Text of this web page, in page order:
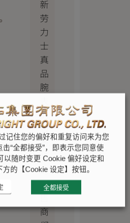
新
劳
力
士
真
品
腕
的
服
务。
特
约
零
售
商
记住您的偏好和重复访问来为您
“全都接受”，即表示您同意使
以随时变更 Cookie 偏好设定和
的【Cookie 设定】按钮。
全都接受